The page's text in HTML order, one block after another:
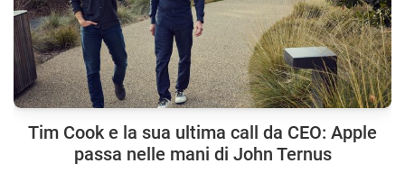
Tim Cook e la sua ultima call da CEO: Apple
passa nelle mani di John Ternus